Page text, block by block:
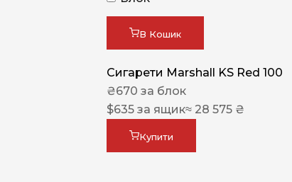
В Кошик
Сигарети Marshall KS Red 100
₴670 за блок
$635 за ящик≈ 28 575 ₴
Купити